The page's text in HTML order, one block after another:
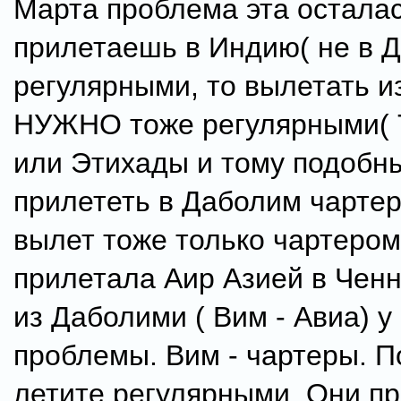
Марта проблема эта
прилетаешь в Индию( не в
регулярными, то вылетать
НУЖНО тоже регулярными(
или Этихады и тому
прилететь в Даболим
вылет тоже только
прилетала Аир Азией в
из Даболими ( Вим - Авиа)
проблемы. Вим - чартеры.
летите регулярными. Они